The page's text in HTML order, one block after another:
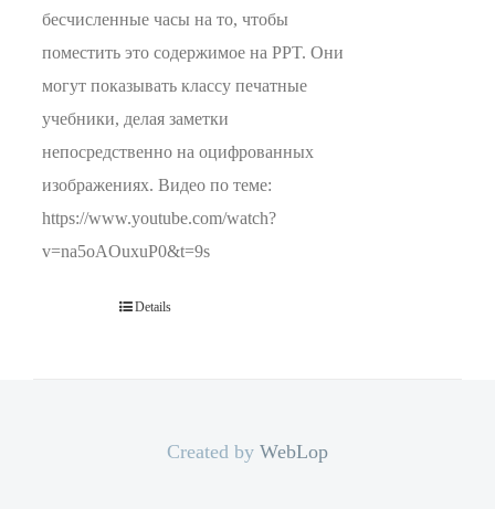
бесчисленные часы на то, чтобы
поместить это содержимое на PPT. Они
могут показывать классу печатные
учебники, делая заметки
непосредственно на оцифрованных
изображениях. Видео по теме:
https://www.youtube.com/watch?
v=na5oAOuxuP0&t=9s
Details
Created by WebLop